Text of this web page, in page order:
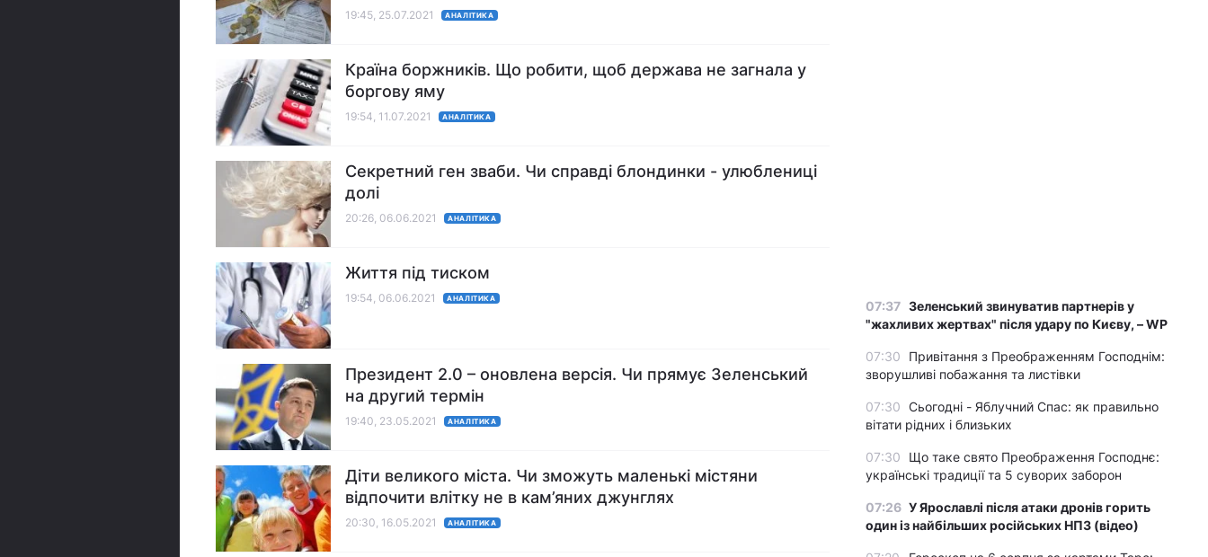
19:45, 25.07.2021 АНАЛІТИКА
Країна боржників. Що робити, щоб держава не загнала у
боргову яму
19:54, 11.07.2021 АНАЛІТИКА
Секретний ген зваби. Чи справді блондинки - улюблениці
долі
20:26, 06.06.2021 АНАЛІТИКА
Життя під тиском
19:54, 06.06.2021 АНАЛІТИКА
Президент 2.0 – оновлена версія. Чи прямує Зеленський
на другий термін
19:40, 23.05.2021 АНАЛІТИКА
Діти великого міста. Чи зможуть маленькі містяни
відпочити влітку не в кам’яних джунглях
20:30, 16.05.2021 АНАЛІТИКА
07:37 Зеленський звинуватив партнерів у
"жахливих жертвах" після удару по Києву, – WP
07:30
Привітання з Преображенням Господнім:
зворушливі побажання та листівки
07:30 Сьогодні - Яблучний Спас: як правильно
вітати рідних і близьких
07:30
Що таке свято Преображення Господнє:
українські традиції та 5 суворих заборон
07:26 У Ярославлі після атаки дронів горить
один із найбільших російських НПЗ (відео)